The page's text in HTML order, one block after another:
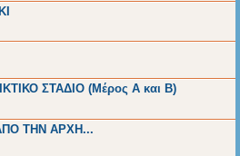
ΣΤΑΔΙΟ (Μέρος Α και Β)
ΤΗΝ ΑΡΧΗ...